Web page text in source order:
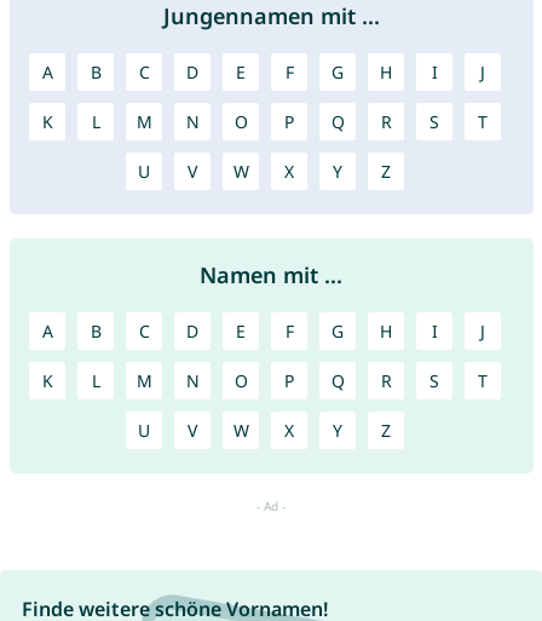
Jungennamen mit ...
A B C D E F G H I J
K L M N O P Q R S T
U V W X Y Z
Namen mit ...
A B C D E F G H I J
K L M N O P Q R S T
U V W X Y Z
Finde weitere schöne Vornamen!